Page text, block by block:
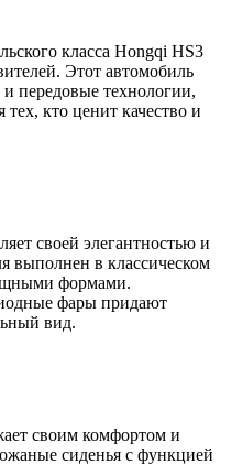
класса Hongqi HS3
Этот автомобиль
и передовые технологии,
кто ценит качество и
своей элегантностью и
выполнен в классическом
формами.
фары придают
вид.
своим комфортом и
сиденья с функцией